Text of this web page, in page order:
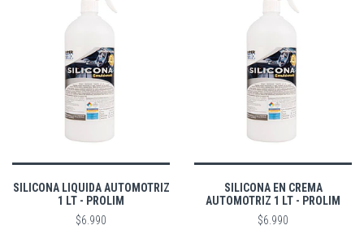
SILICONA LIQUIDA AUTOMOTRIZ
1 LT - PROLIM
$6.990
SILICONA EN CREMA
AUTOMOTRIZ 1 LT - PROLIM
$6.990